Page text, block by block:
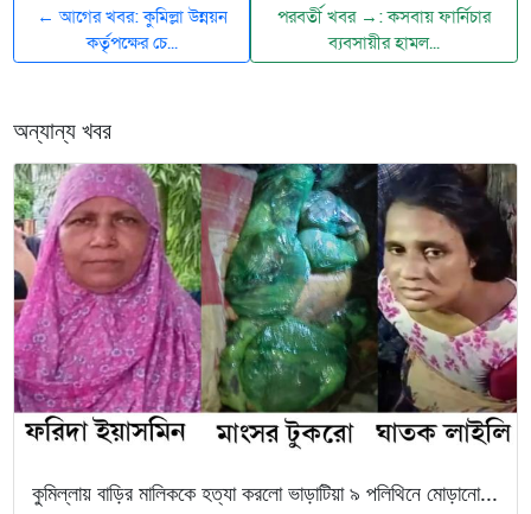
← আগের খবর: কুমিল্লা উন্নয়ন
কর্তৃপক্ষের চে...
পরবর্তী খবর →: কসবায় ফার্নিচার
ব্যবসায়ীর হামল...
অন্যান্য খবর
কুমিল্লায় বাড়ির মালিককে হত্যা করলো ভাড়াটিয়া ৯ পলিথিনে মোড়ানো...